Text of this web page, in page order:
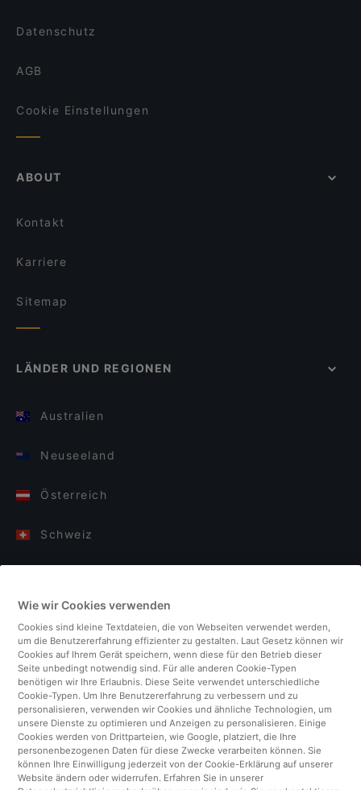
Datenschutz
AGB
Cookie Einstellungen
ABOUT
Kontakt
Karriere
Sitemap
LÄNDER UND REGIONEN
Australien
Neuseeland
Österreich
Schweiz
Italien
Finnland
Vereinigtes Königreich
Türkei
Niederlande
Wie wir Cookies verwenden
Cookies sind kleine Textdateien, die von Webseiten verwendet werden,
um die Benutzererfahrung effizienter zu gestalten. Laut Gesetz können wir
Cookies auf Ihrem Gerät speichern, wenn diese für den Betrieb dieser
Seite unbedingt notwendig sind. Für alle anderen Cookie-Typen
benötigen wir Ihre Erlaubnis. Diese Seite verwendet unterschiedliche
Cookie-Typen. Um Ihre Benutzererfahrung zu verbessern und zu
personalisieren, verwenden wir Cookies und ähnliche Technologien, um
unsere Dienste zu optimieren und Anzeigen zu personalisieren. Einige
Cookies werden von Drittparteien, wie Google, platziert, die Ihre
personenbezogenen Daten für diese Zwecke verarbeiten können. Sie
können Ihre Einwilligung jederzeit von der Cookie-Erklärung auf unserer
Website ändern oder widerrufen. Erfahren Sie in unserer